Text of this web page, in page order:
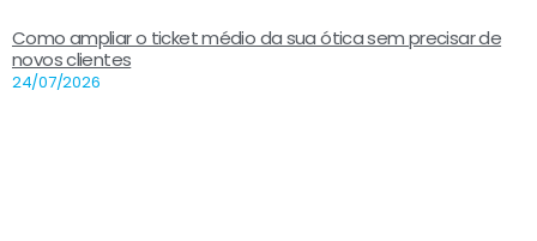
Como ampliar o ticket médio da sua ótica sem precisar de
novos clientes
24/07/2026